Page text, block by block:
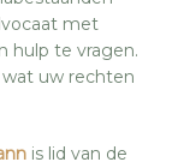
met
hulp te vragen.
uw rechten
is lid van de